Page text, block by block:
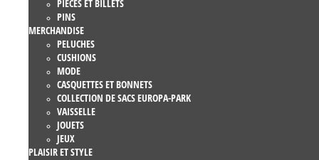
PIÈCES ET BILLETS
PINS
MERCHANDISE
PELUCHES
CUSHIONS
MODE
CASQUETTES ET BONNETS
COLLECTION DE SACS EUROPA-PARK
VAISSELLE
JOUETS
JEUX
PLAISIR ET STYLE